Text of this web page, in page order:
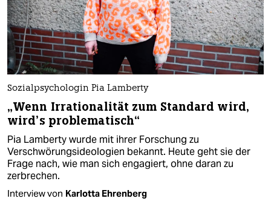
Sozialpsychologin Pia Lamberty
„Wenn Irrationalität zum Standard wird,
wird’s problematisch“
Pia Lamberty wurde mit ihrer Forschung zu
Verschwörungsideologien bekannt. Heute geht sie der
Frage nach, wie man sich engagiert, ohne daran zu
zerbrechen.
Interview von Karlotta Ehrenberg